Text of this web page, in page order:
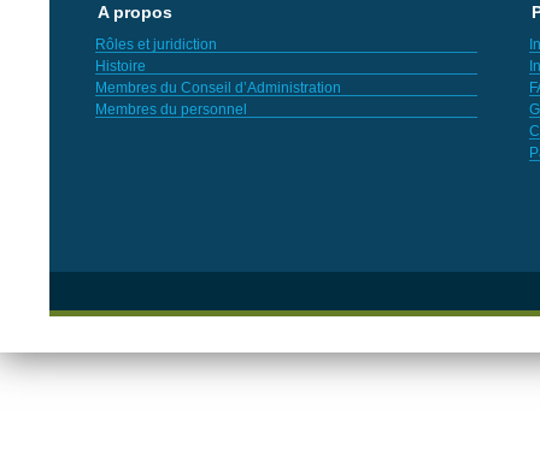
A propos
Rôles et juridiction
Histoire
Membres du Conseil d’Administration
Membres du personnel